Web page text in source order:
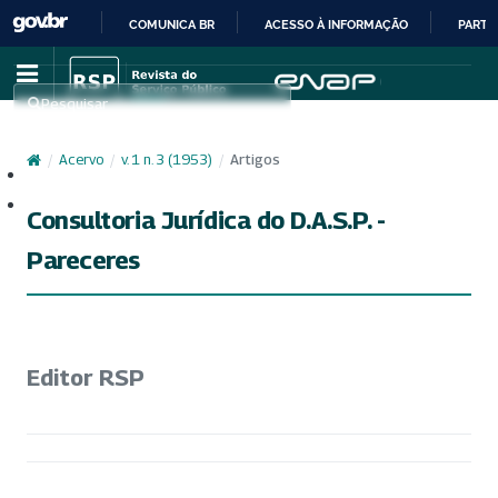
IR
PARA
CONTEÚDO
COMUNICA BR ACESSO À INFORMAÇÃO
Pesquisar
/ Acervo / v. 1 n. 3 (1953) / Artigos
Consultoria Jurídica do D.A.S.P. -
Pareceres
Editor RSP